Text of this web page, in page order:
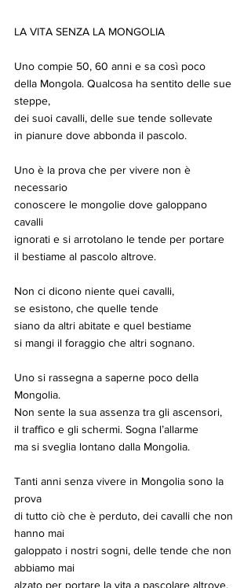
LA VITA SENZA LA MONGOLIA
Uno compie 50, 60 anni e sa così poco
della Mongola. Qualcosa ha sentito delle sue
steppe,
dei suoi cavalli, delle sue tende sollevate
in pianure dove abbonda il pascolo.
Uno è la prova che per vivere non è
necessario
conoscere le mongolie dove galoppano
cavalli
ignorati e si arrotolano le tende per portare
il bestiame al pascolo altrove.
Non ci dicono niente quei cavalli,
se esistono, che quelle tende
siano da altri abitate e quel bestiame
si mangi il foraggio che altri sognano.
Uno si rassegna a saperne poco della
Mongolia.
Non sente la sua assenza tra gli ascensori,
il traffico e gli schermi. Sogna l’allarme
ma si sveglia lontano dalla Mongolia.
Tanti anni senza vivere in Mongolia sono la
prova
di tutto ciò che è perduto, dei cavalli che non
hanno mai
galoppato i nostri sogni, delle tende che non
abbiamo mai
alzato per portare la vita a pascolare altrove.